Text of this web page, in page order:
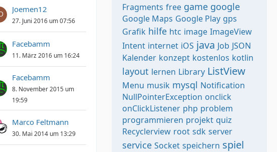
Joemen12
27. Juni 2016 um 07:56
Facebamm
11. März 2016 um 16:24
Facebamm
8. November 2015 um
19:59
Marco Feltmann
30. Mai 2014 um 13:29
Fragments free game google
Google Maps Google Play gps
Grafik hilfe htc image ImageView
Intent internet iOS java Job JSON
Kalender konzept kostenlos kotlin
layout lernen Library ListView
Menu musik mysql Notification
NullPointerException onclick
onClickListener php problem
programmieren projekt quiz
Recyclerview root sdk server
service Socket speichern spiel